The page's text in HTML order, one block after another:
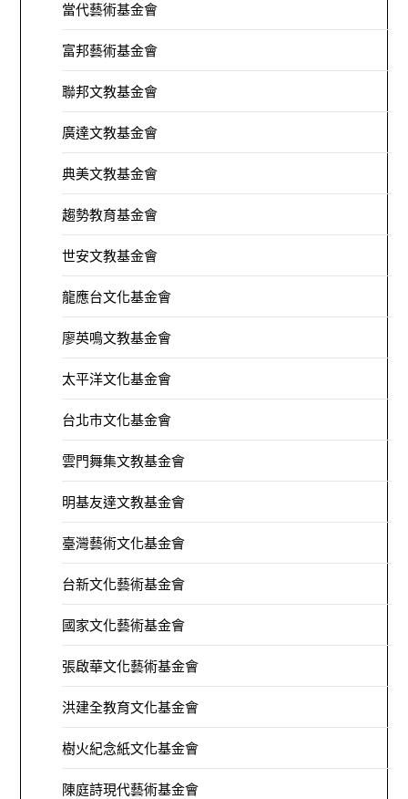
當代藝術基金會
富邦藝術基金會
聯邦文教基金會
廣達文教基金會
典美文教基金會
趨勢教育基金會
世安文教基金會
龍應台文化基金會
廖英鳴文教基金會
太平洋文化基金會
台北市文化基金會
雲門舞集文教基金會
明基友達文教基金會
臺灣藝術文化基金會
台新文化藝術基金會
國家文化藝術基金會
張啟華文化藝術基金會
洪建全教育文化基金會
樹火紀念紙文化基金會
陳庭詩現代藝術基金會